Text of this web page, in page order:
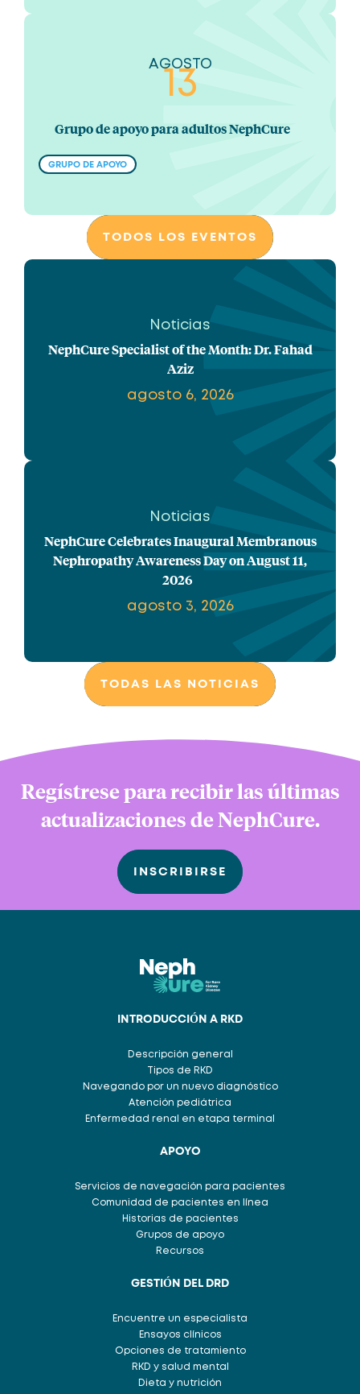
Grupo de apoyo para adultos NephCure
GRUPO DE APOYO
AGOSTO
13
TODOS LOS EVENTOS
Noticias
NephCure Specialist of the Month: Dr. Fahad
Aziz
agosto 6, 2026
Noticias
NephCure Celebrates Inaugural Membranous
Nephropathy Awareness Day on August 11,
2026
agosto 3, 2026
TODAS LAS NOTICIAS
Regístrese para recibir las últimas
actualizaciones de NephCure.
INSCRIBIRSE
INTRODUCCIÓN A RKD
Descripción general
Tipos de RKD
Navegando por un nuevo diagnóstico
Atención pediátrica
Enfermedad renal en etapa terminal
APOYO
Servicios de navegación para pacientes
Comunidad de pacientes en línea
Historias de pacientes
Grupos de apoyo
Recursos
GESTIÓN DEL DRD
Encuentre un especialista
Ensayos clínicos
Opciones de tratamiento
RKD y salud mental
Dieta y nutrición